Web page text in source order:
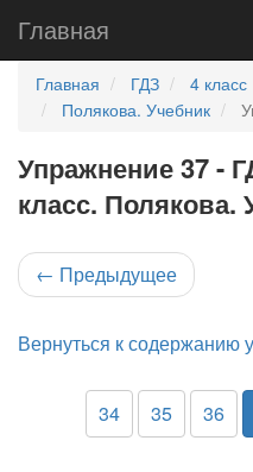
Главная
Главная ГДЗ 4 класс
Полякова. Учебник
Упражнение 37 -
класс. Полякова.
← Предыдущее
Вернуться к содержанию
34 35 36